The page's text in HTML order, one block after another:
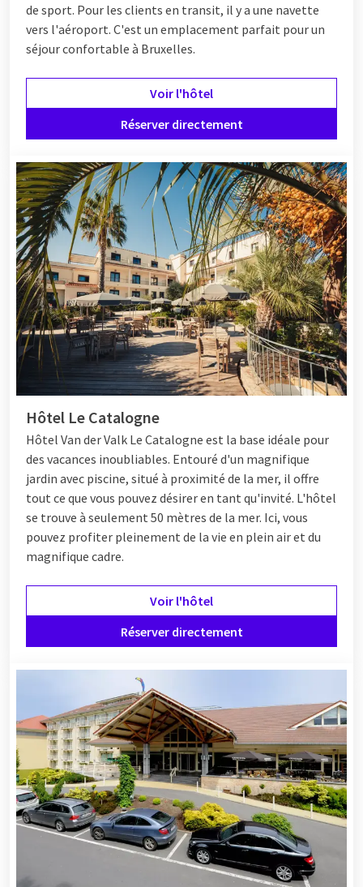
de sport. Pour les clients en transit, il y a une navette
vers l'aéroport. C'est un emplacement parfait pour un
séjour confortable à Bruxelles.
Voir l'hôtel
Réserver directement
Hôtel Le Catalogne
Hôtel Van der Valk Le Catalogne est la base idéale pour
des vacances inoubliables. Entouré d'un magnifique
jardin avec piscine, situé à proximité de la mer, il offre
tout ce que vous pouvez désirer en tant qu'invité. L'hôtel
se trouve à seulement 50 mètres de la mer. Ici, vous
pouvez profiter pleinement de la vie en plein air et du
magnifique cadre.
Voir l'hôtel
Réserver directement